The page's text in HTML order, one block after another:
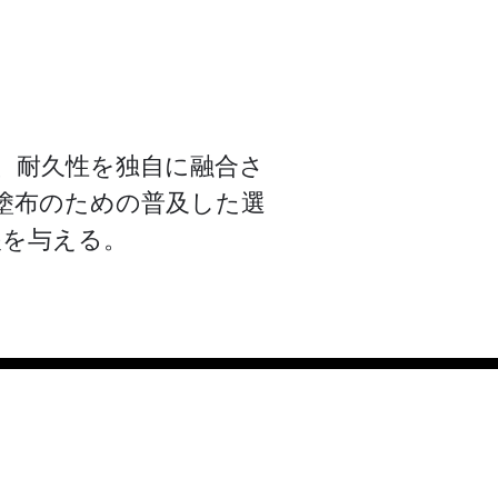
耐久性を独自に融合さ
布のための普及した選
与える。